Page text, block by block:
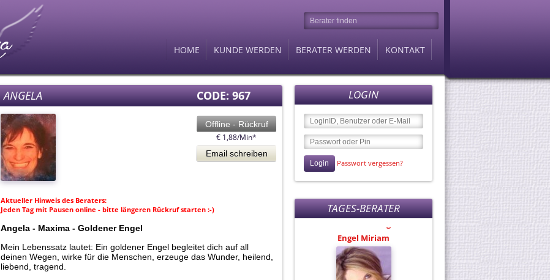
HOME KUNDE WERDEN BERATER WERDEN KONTAKT
LOGIN
Passwort vergessen?
TAGES-BERATER
Engel Miriam
ANGELA CODE: 967
Aktueller Hinweis des Beraters:
Jeden Tag mit Pausen online - bitte längeren Rückruf starten :-)
Offline - Rückruf
€ 1,88/Min*
Email schreiben
Angela - Maxima - Goldener Engel
Mein Lebenssatz lautet: Ein goldener Engel begleitet dich auf all
deinen Wegen, wirke für die Menschen, erzeuge das Wunder, heilend,
liebend, tragend.